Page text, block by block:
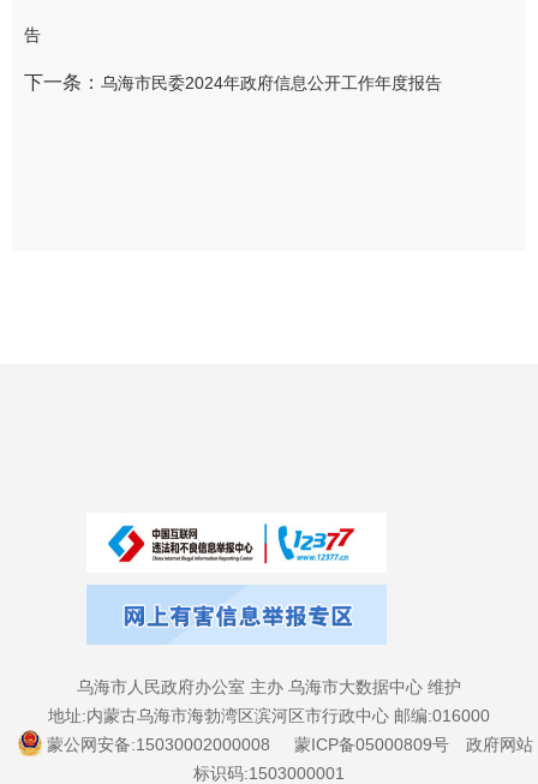
告
下一条： 乌海市民委2024年政府信息公开工作年度报告
乌海市人民政府办公室 主办 乌海市大数据中心 维护
地址:内蒙古乌海市海勃湾区滨河区市行政中心 邮编:016000
蒙公网安备:15030002000008
蒙ICP备05000809号
政府网站
标识码:1503000001